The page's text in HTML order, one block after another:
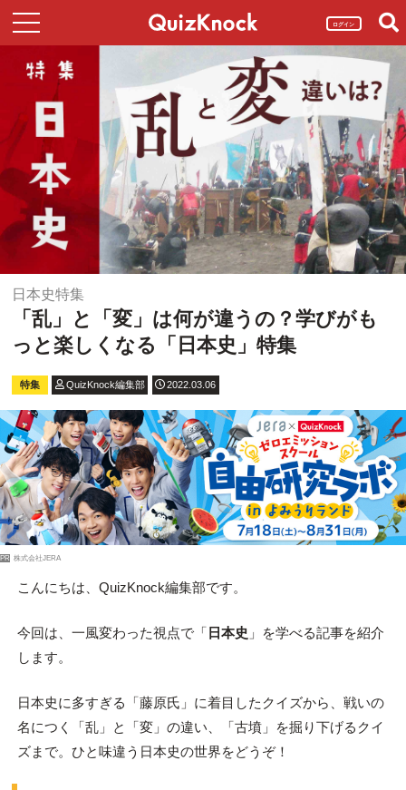
ログイン
日本史特集
「乱」と「変」は何が違うの？学びがも
っと楽しくなる「日本史」特集
特集 QuizKnock編集部 2022.03.06
PR 株式会社JERA
こんにちは、QuizKnock編集部です。
今回は、一風変わった視点で「 日本史 」を学べる記事を紹介
します。
日本史に多すぎる「藤原氏」に着目したクイズから、戦いの
名につく「乱」と「変」の違い、「古墳」を掘り下げるクイ
ズまで。ひと味違う日本史の世界をどうぞ！